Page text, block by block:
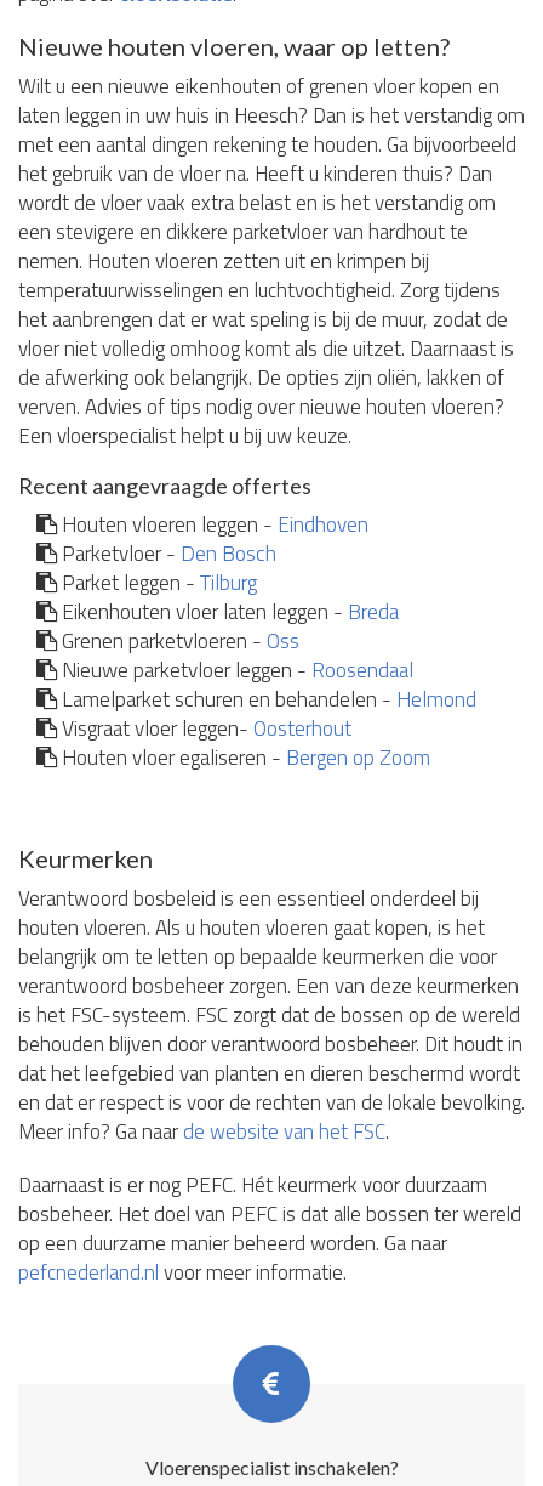
Nieuwe houten vloeren, waar op letten?
Wilt u een nieuwe eikenhouten of grenen vloer kopen en
laten leggen in uw huis in Heesch? Dan is het verstandig om
met een aantal dingen rekening te houden. Ga bijvoorbeeld
het gebruik van de vloer na. Heeft u kinderen thuis? Dan
wordt de vloer vaak extra belast en is het verstandig om
een stevigere en dikkere parketvloer van hardhout te
nemen. Houten vloeren zetten uit en krimpen bij
temperatuurwisselingen en luchtvochtigheid. Zorg tijdens
het aanbrengen dat er wat speling is bij de muur, zodat de
vloer niet volledig omhoog komt als die uitzet. Daarnaast is
de afwerking ook belangrijk. De opties zijn oliën, lakken of
verven. Advies of tips nodig over nieuwe houten vloeren?
Een vloerspecialist helpt u bij uw keuze.
Recent aangevraagde offertes
Houten vloeren leggen - Eindhoven
Parketvloer - Den Bosch
Parket leggen -Tilburg
Eikenhouten vloer laten leggen - Breda
Grenen parketvloeren - Oss
Nieuwe parketvloer leggen - Roosendaal
Lamelparket schuren en behandelen - Helmond
Visgraat vloer leggen- Oosterhout
Houten vloer egaliseren - Bergen op Zoom
Keurmerken
Verantwoord bosbeleid is een essentieel onderdeel bij
houten vloeren. Als u houten vloeren gaat kopen, is het
belangrijk om te letten op bepaalde keurmerken die voor
verantwoord bosbeheer zorgen. Een van deze keurmerken
is het FSC-systeem. FSC zorgt dat de bossen op de wereld
behouden blijven door verantwoord bosbeheer. Dit houdt in
dat het leefgebied van planten en dieren beschermd wordt
en dat er respect is voor de rechten van de lokale bevolking.
Meer info? Ga naarde website van het FSC.
Daarnaast is er nog PEFC. Hét keurmerk voor duurzaam
bosbeheer. Het doel van PEFC is dat alle bossen ter wereld
op een duurzame manier beheerd worden. Ga naar
pefcnederland.nlvoor meer informatie.
Vloerenspecialist inschakelen?